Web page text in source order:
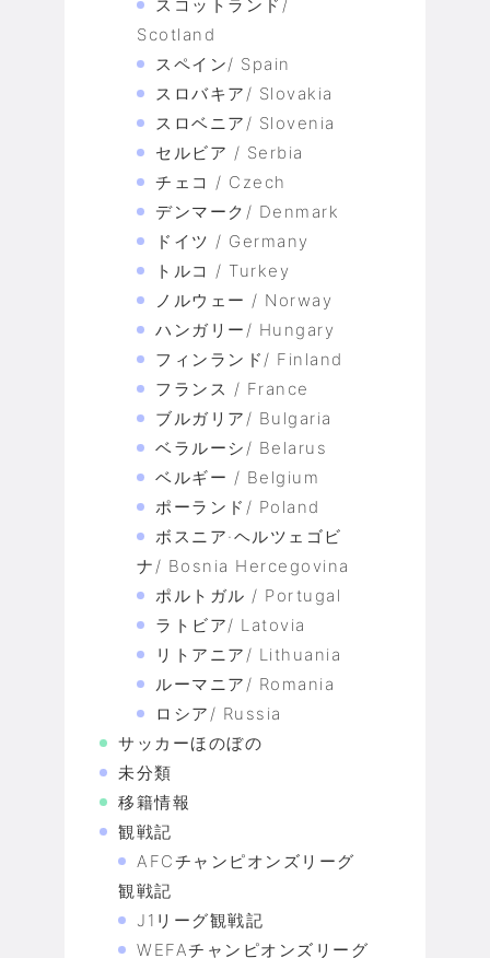
スコットランド/
Scotland
スペイン/ Spain
スロバキア/ Slovakia
スロベニア/ Slovenia
セルビア / Serbia
チェコ / Czech
デンマーク/ Denmark
ドイツ / Germany
トルコ / Turkey
ノルウェー / Norway
ハンガリー/ Hungary
フィンランド/ Finland
フランス / France
ブルガリア/ Bulgaria
ベラルーシ/ Belarus
ベルギー / Belgium
ポーランド/ Poland
ボスニア·ヘルツェゴビ
ナ/ Bosnia Hercegovina
ポルトガル / Portugal
ラトビア/ Latovia
リトアニア/ Lithuania
ルーマニア/ Romania
ロシア/ Russia
サッカーほのぼの
未分類
移籍情報
観戦記
AFCチャンピオンズリーグ
観戦記
J1リーグ観戦記
WEFAチャンピオンズリーグ